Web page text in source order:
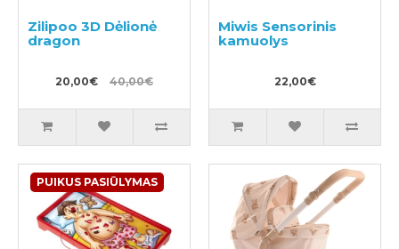
Zilipoo 3D Dėlionė
dragon
20,00€ 40,00€
Miwis Sensorinis
kamuolys
22,00€
PUIKUS PASIŪLYMAS